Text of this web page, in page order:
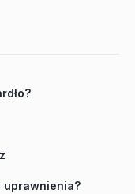
uprawnienia?